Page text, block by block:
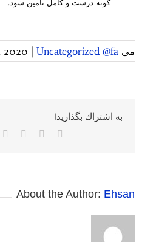
گونه درست‌ و کامل تأمین شود.
می 29th, 2020 Uncategorized @fa
به اشتراك بگذاريد!
Facebook
Twitter
Reddit
About the Author: Ehsan